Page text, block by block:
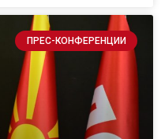
ПРЕС-КОНФЕРЕНЦИИ